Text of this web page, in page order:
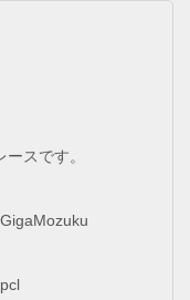
スです。